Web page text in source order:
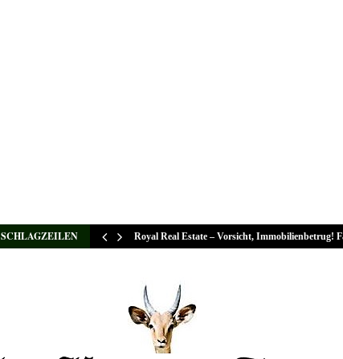
SCHLAGZEILEN Royal Real Estate – Vorsicht, Immobilienbetrug!